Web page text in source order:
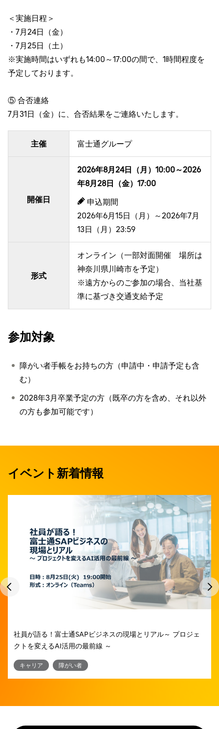
＜実施日程＞
・7月24日（金）
・7月25日（土）
※実施時間はいずれも14:00～17:00の間で、1時間程度を
予定しております。
⑤ 合否連絡
7月31日（金）に、合否結果をご連絡いたします。
主催 富士通グループ
開催日
2026年8月24日（月）10:00～2026
年8月28日（金）17:00
申込期間
2026年6月15日（月）～2026年7月
13日（月）23:59
形式
オンライン（一部対面開催 場所は
神奈川県川崎市を予定）
※遠方からのご参加の場合、当社基
準に基づき交通支給予定
参加対象
障がい者手帳をお持ちの方（申請中・申請予定も含
む）
2028年3月卒業予定の方（既卒の方を含め、それ以外
の方も参加可能です）
イベント新着情報
社員が語る！富士通SAPビジネスの現場とリアル～ プロジェ
クトを変えるAI活用の最前線 ～
キャリア 障がい者